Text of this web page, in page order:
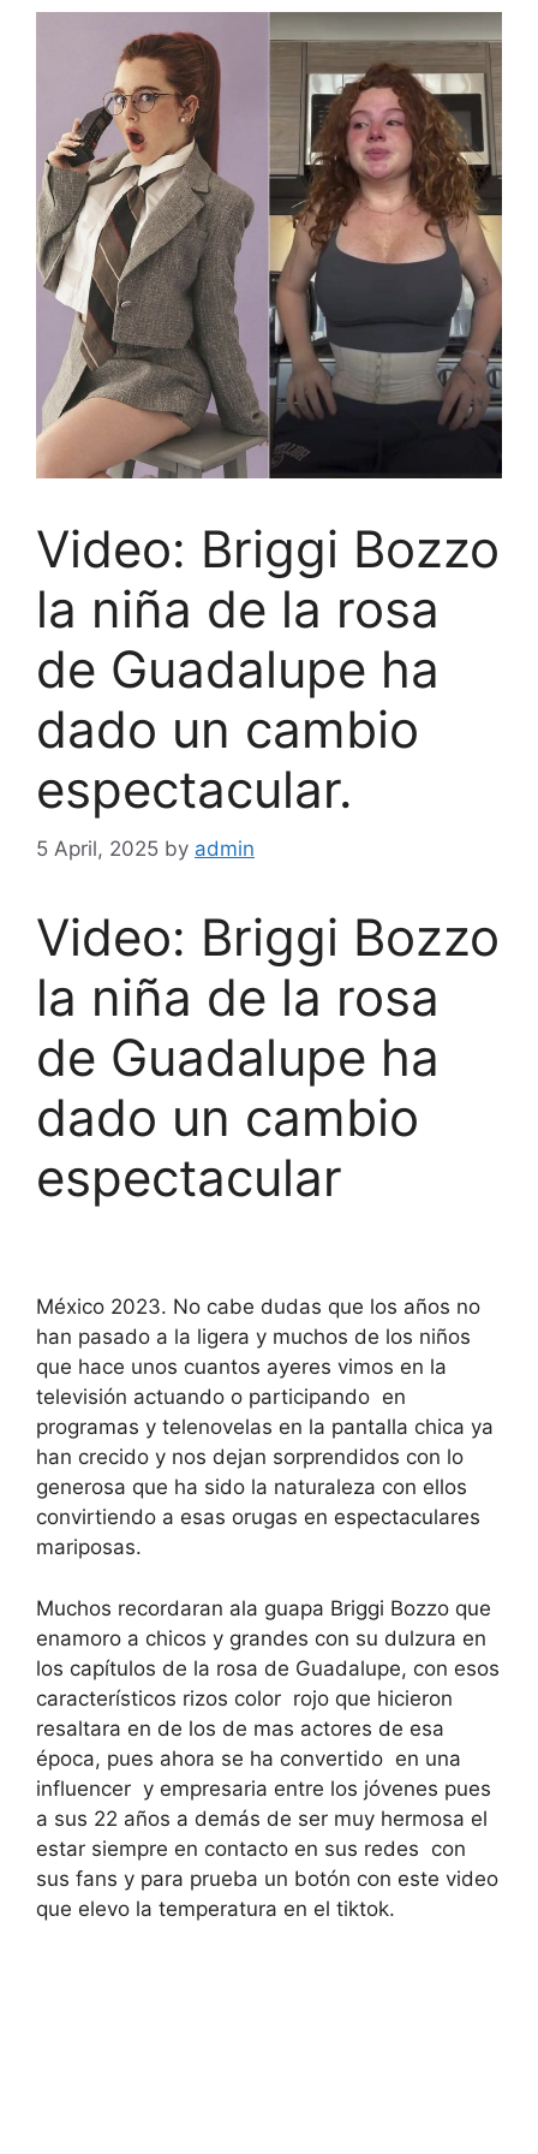
Video: Briggi Bozzo
la niña de la rosa
de Guadalupe ha
dado un cambio
espectacular.
5 April, 2025 by admin
Video: Briggi Bozzo
la niña de la rosa
de Guadalupe ha
dado un cambio
espectacular
México 2023. No cabe dudas que los años no
han pasado a la ligera y muchos de los niños
que hace unos cuantos ayeres vimos en la
televisión actuando o participando en
programas y telenovelas en la pantalla chica ya
han crecido y nos dejan sorprendidos con lo
generosa que ha sido la naturaleza con ellos
convirtiendo a esas orugas en espectaculares
mariposas.
Muchos recordaran ala guapa Briggi Bozzo que
enamoro a chicos y grandes con su dulzura en
los capítulos de la rosa de Guadalupe, con esos
característicos rizos color rojo que hicieron
resaltara en de los de mas actores de esa
época, pues ahora se ha convertido en una
influencer y empresaria entre los jóvenes pues
a sus 22 años a demás de ser muy hermosa el
estar siempre en contacto en sus redes con
sus fans y para prueba un botón con este video
que elevo la temperatura en el tiktok.